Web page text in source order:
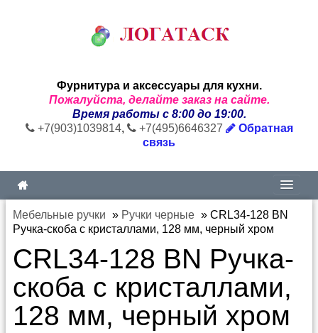
Фурнитура и аксессуары для кухни.
Пожалуйста, делайте заказ на сайте.
Время работы с 8:00 до 19:00.
+7(903)1039814, +7(495)6646327
Обратная
связь
Мебельные ручки » Ручки черные » CRL34-128 BN
Ручка-скоба с кристаллами, 128 мм, черный хром
CRL34-128 BN Ручка-
скоба с кристаллами,
128 мм, черный хром